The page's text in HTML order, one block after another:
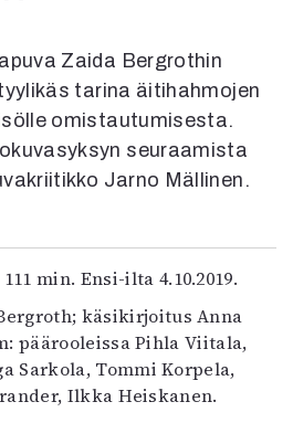
Arkisto
Lehdet
4/2026
2025 saame
5/2025
Info
ja irtonumerot
Zaida Bergrothin
tarina äitihahmojen
omistautumisesta.
seuraamista
Jarno Mällinen.
111 min. Ensi-ilta 4.10.2019.
käsikirjoitus Anna
päärooleissa Pihla Viitala,
Sarkola, Tommi Korpela,
Ilkka Heiskanen.